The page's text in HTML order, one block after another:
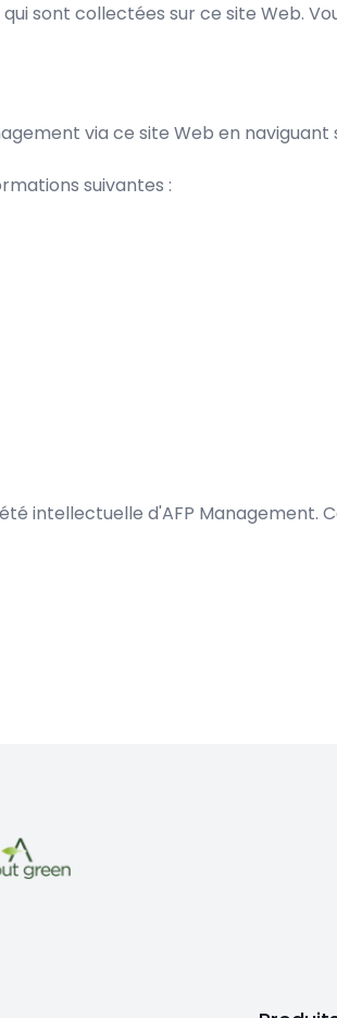
sont collectées sur ce site Web.
via ce site Web en
suivantes :
intellectuelle d'AFP Management.